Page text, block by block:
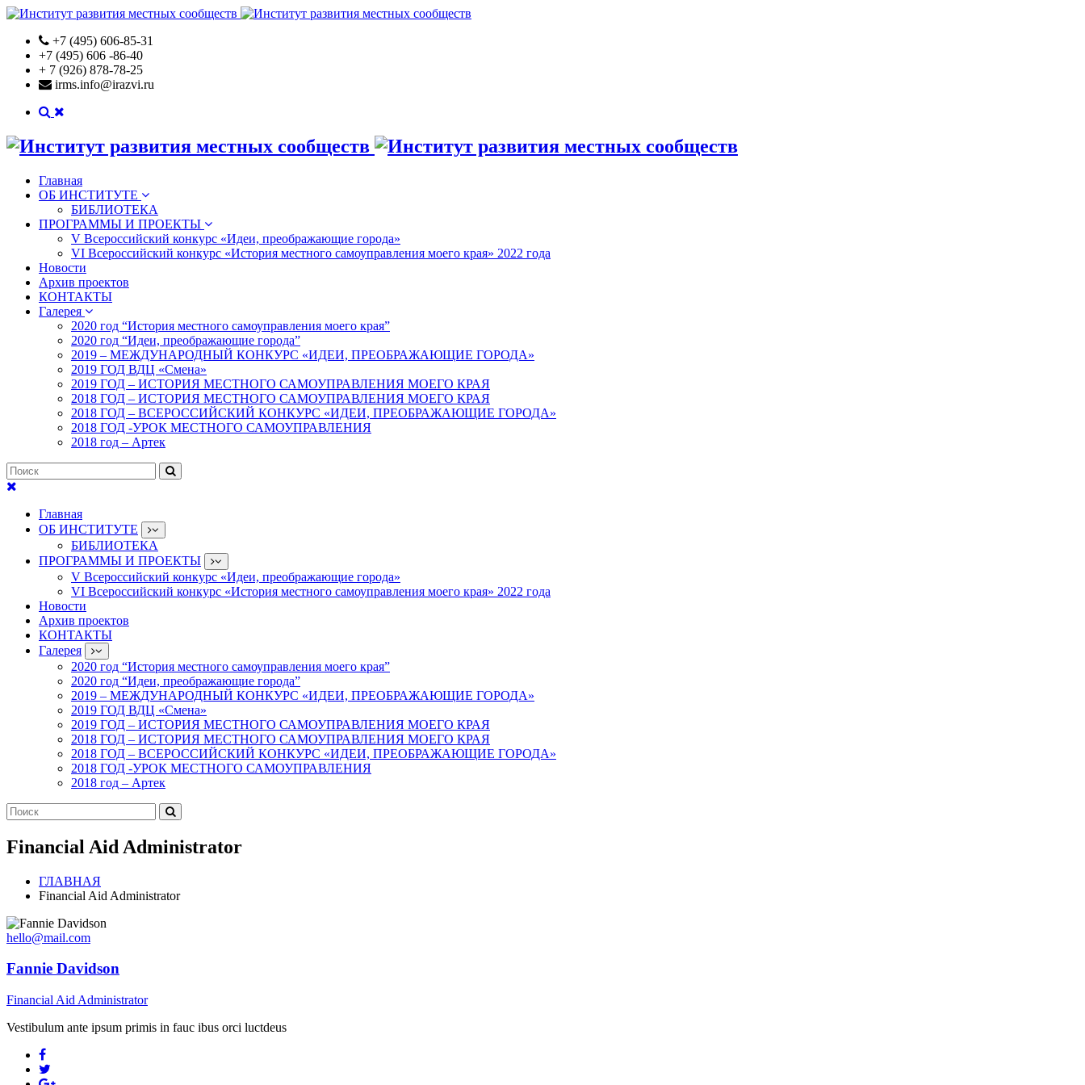
+7 (495) 606-85-31
+7 (495) 606 -86-40
+ 7 (926) 878-78-25
irms.info@irazvi.ru
Главная
ОБ ИНСТИТУТЕ
БИБЛИОТЕКА
ПРОГРАММЫ И ПРОЕКТЫ
V Всероссийский конкурс «Идеи, преображающие города»
VI Всероссийский конкурс «История местного самоуправления моего края» 2022 года
Новости
Архив проектов
КОНТАКТЫ
Галерея
2020 год “История местного самоуправления моего края”
2020 год “Идеи, преображающие города”
2019 – МЕЖДУНАРОДНЫЙ КОНКУРС «ИДЕИ, ПРЕОБРАЖАЮЩИЕ ГОРОДА»
2019 ГОД ВДЦ «Смена»
2019 ГОД – ИСТОРИЯ МЕСТНОГО САМОУПРАВЛЕНИЯ МОЕГО КРАЯ
2018 ГОД – ИСТОРИЯ МЕСТНОГО САМОУПРАВЛЕНИЯ МОЕГО КРАЯ
2018 ГОД – ВСЕРОССИЙСКИЙ КОНКУРС «ИДЕИ, ПРЕОБРАЖАЮЩИЕ ГОРОДА»
2018 ГОД -УРОК МЕСТНОГО САМОУПРАВЛЕНИЯ
2018 год – Артек
Главная
ОБ ИНСТИТУТЕ
БИБЛИОТЕКА
ПРОГРАММЫ И ПРОЕКТЫ
V Всероссийский конкурс «Идеи, преображающие города»
VI Всероссийский конкурс «История местного самоуправления моего края» 2022 года
Новости
Архив проектов
КОНТАКТЫ
Галерея
2020 год “История местного самоуправления моего края”
2020 год “Идеи, преображающие города”
2019 – МЕЖДУНАРОДНЫЙ КОНКУРС «ИДЕИ, ПРЕОБРАЖАЮЩИЕ ГОРОДА»
2019 ГОД ВДЦ «Смена»
2019 ГОД – ИСТОРИЯ МЕСТНОГО САМОУПРАВЛЕНИЯ МОЕГО КРАЯ
2018 ГОД – ИСТОРИЯ МЕСТНОГО САМОУПРАВЛЕНИЯ МОЕГО КРАЯ
2018 ГОД – ВСЕРОССИЙСКИЙ КОНКУРС «ИДЕИ, ПРЕОБРАЖАЮЩИЕ ГОРОДА»
2018 ГОД -УРОК МЕСТНОГО САМОУПРАВЛЕНИЯ
2018 год – Артек
Financial Aid Administrator
ГЛАВНАЯ
Financial Aid Administrator
hello@mail.com
Fannie Davidson
Financial Aid Administrator
Vestibulum ante ipsum primis in fauc ibus orci luctdeus